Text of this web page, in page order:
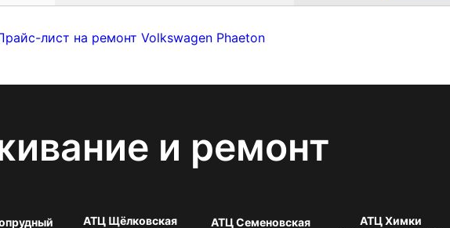
лист на ремонт Volkswagen Phaeton
и ремонт
АТЦ Щёлковская
АТЦ Семеновская
АТЦ Химки